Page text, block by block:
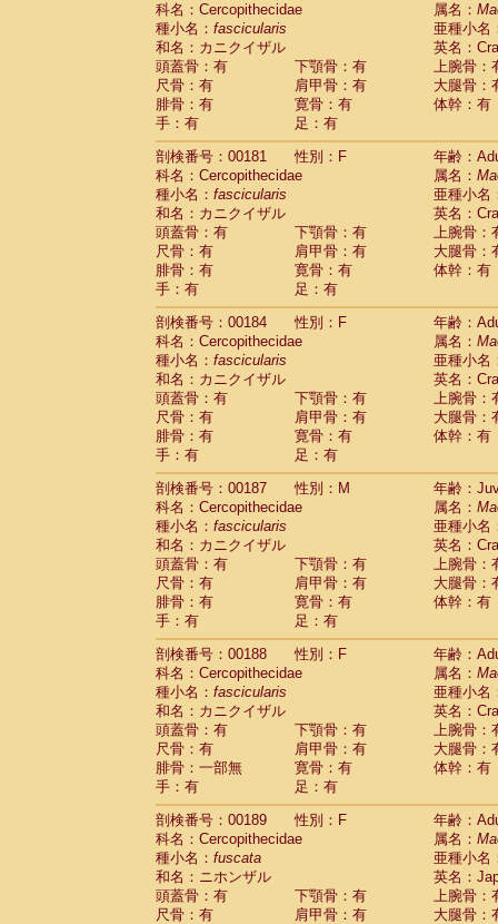
科名：Cercopithecidae
属名：
種小名： fascicularis
亜種小名
和名：カニクイザル
英名：
頭蓋骨：有
下顎骨：有
上腕骨：
尺骨：有
肩甲骨：有
大腿骨：
腓骨：有
寛骨：有
体幹：有
手：有
足：有
剖検番号：00181
性別：F
年齢：
科名：Cercopithecidae
属名：
種小名： fascicularis
亜種小名
和名：カニクイザル
英名：
頭蓋骨：有
下顎骨：有
上腕骨：
尺骨：有
肩甲骨：有
大腿骨：
腓骨：有
寛骨：有
体幹：有
手：有
足：有
剖検番号：00184
性別：F
年齢：
科名：Cercopithecidae
属名：
種小名： fascicularis
亜種小名
和名：カニクイザル
英名：
頭蓋骨：有
下顎骨：有
上腕骨：
尺骨：有
肩甲骨：有
大腿骨：
腓骨：有
寛骨：有
体幹：有
手：有
足：有
剖検番号：00187
性別：M
年齢：
科名：Cercopithecidae
属名：
種小名： fascicularis
亜種小名
和名：カニクイザル
英名：
頭蓋骨：有
下顎骨：有
上腕骨：
尺骨：有
肩甲骨：有
大腿骨：
腓骨：有
寛骨：有
体幹：有
手：有
足：有
剖検番号：00188
性別：F
年齢：
科名：Cercopithecidae
属名：
種小名： fascicularis
亜種小名
和名：カニクイザル
英名：
頭蓋骨：有
下顎骨：有
上腕骨：
尺骨：有
肩甲骨：有
大腿骨：
腓骨：一部無
寛骨：有
体幹：有
手：有
足：有
剖検番号：00189
性別：F
年齢：
科名：Cercopithecidae
属名：
種小名： fuscata
亜種小名
和名：ニホンザル
英名：
頭蓋骨：有
下顎骨：有
上腕骨：
尺骨：有
肩甲骨：有
大腿骨：